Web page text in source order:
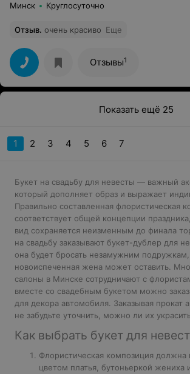
Минск Круглосуточно
Отзыв. очень красиво Еще
Отзывы1
Показать ещё 25
1 2 3 4 5 6 7
Букет на свадьбу для невесты — важный
который дополняет образ и выражает
Правильно составленная флористическая
соответствует общей концепции
вид сохраняется неизменным до финала
на свадьбу заказывают букет-дублер для
она будет бросать незамужним подружкам,
новоиспеченная жена может оставить.
салоны в Минске сотрудничают с
вместе со свадебным букетом можно
для декора автомобиля. Заказывая прокат
не забудьте уточнить, можно ли их
Как выбрать букет для
Флористическая композиция должна
цветом платья, бутоньеркой жениха